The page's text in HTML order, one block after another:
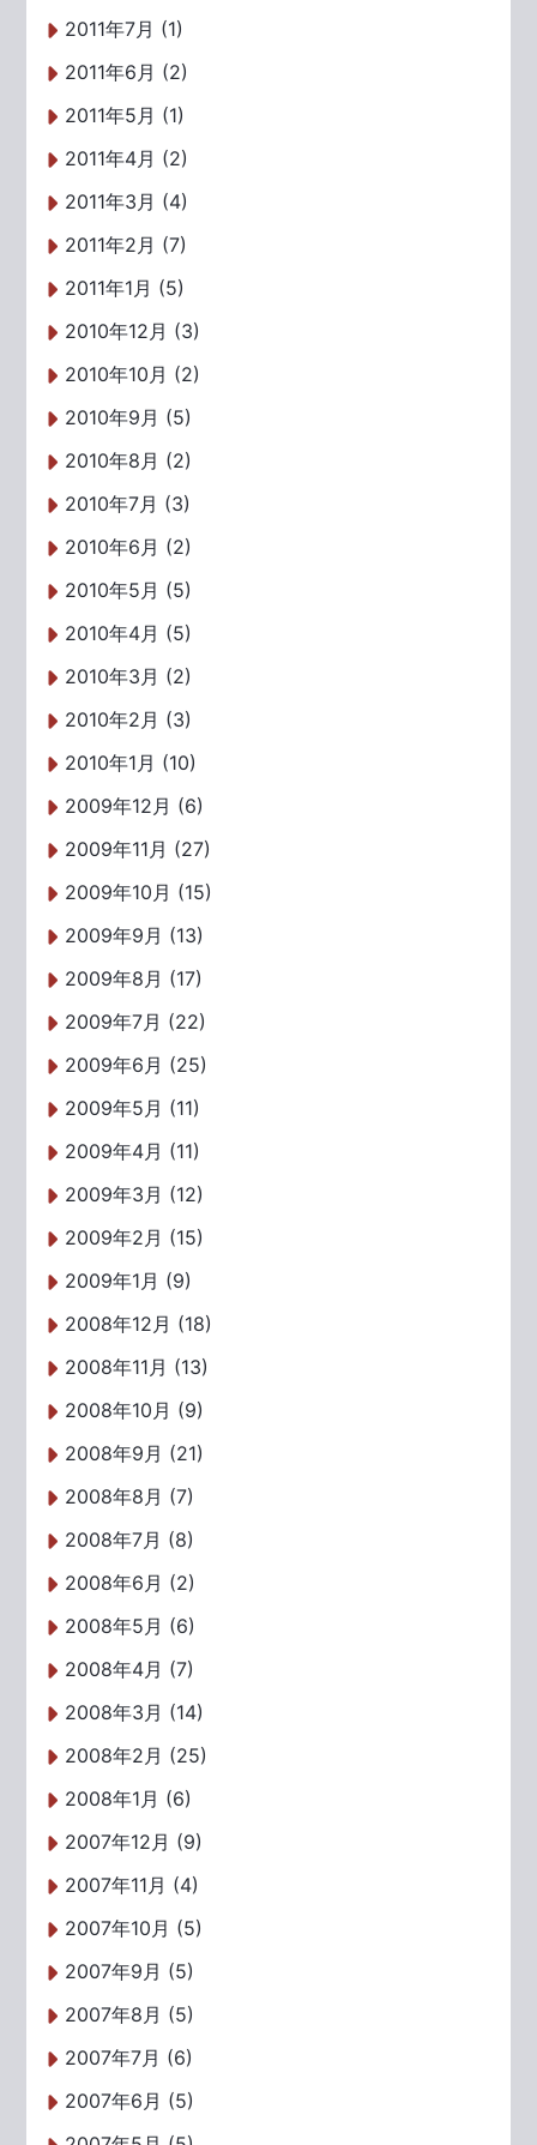
2011年7月 (1)
2011年6月 (2)
2011年5月 (1)
2011年4月 (2)
2011年3月 (4)
2011年2月 (7)
2011年1月 (5)
2010年12月 (3)
2010年10月 (2)
2010年9月 (5)
2010年8月 (2)
2010年7月 (3)
2010年6月 (2)
2010年5月 (5)
2010年4月 (5)
2010年3月 (2)
2010年2月 (3)
2010年1月 (10)
2009年12月 (6)
2009年11月 (27)
2009年10月 (15)
2009年9月 (13)
2009年8月 (17)
2009年7月 (22)
2009年6月 (25)
2009年5月 (11)
2009年4月 (11)
2009年3月 (12)
2009年2月 (15)
2009年1月 (9)
2008年12月 (18)
2008年11月 (13)
2008年10月 (9)
2008年9月 (21)
2008年8月 (7)
2008年7月 (8)
2008年6月 (2)
2008年5月 (6)
2008年4月 (7)
2008年3月 (14)
2008年2月 (25)
2008年1月 (6)
2007年12月 (9)
2007年11月 (4)
2007年10月 (5)
2007年9月 (5)
2007年8月 (5)
2007年7月 (6)
2007年6月 (5)